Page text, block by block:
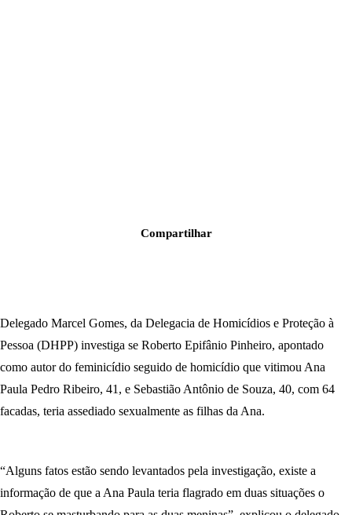
Compartilhar
Delegado Marcel Gomes, da Delegacia de Homicídios e Proteção à
Pessoa (DHPP) investiga se Roberto Epifânio Pinheiro, apontado
como autor do feminicídio seguido de homicídio que vitimou Ana
Paula Pedro Ribeiro, 41, e Sebastião Antônio de Souza, 40, com 64
facadas, teria assediado sexualmente as filhas da Ana.
“Alguns fatos estão sendo levantados pela investigação, existe a
informação de que a Ana Paula teria flagrado em duas situações o